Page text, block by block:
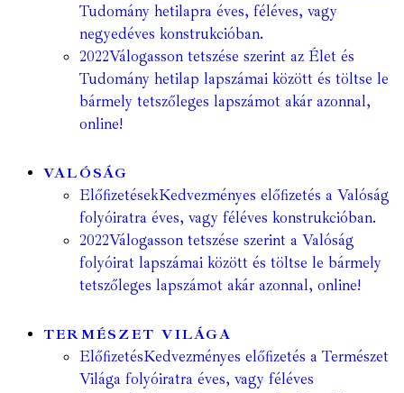
Tudomány hetilapra éves, féléves, vagy
negyedéves konstrukcióban.
2022Válogasson tetszése szerint az Élet és
Tudomány hetilap lapszámai között és töltse le
bármely tetszőleges lapszámot akár azonnal,
online!
VALÓSÁG
ElőfizetésekKedvezményes előfizetés a Valóság
folyóiratra éves, vagy féléves konstrukcióban.
2022Válogasson tetszése szerint a Valóság
folyóirat lapszámai között és töltse le bármely
tetszőleges lapszámot akár azonnal, online!
TERMÉSZET VILÁGA
ElőfizetésKedvezményes előfizetés a Természet
Világa folyóiratra éves, vagy féléves